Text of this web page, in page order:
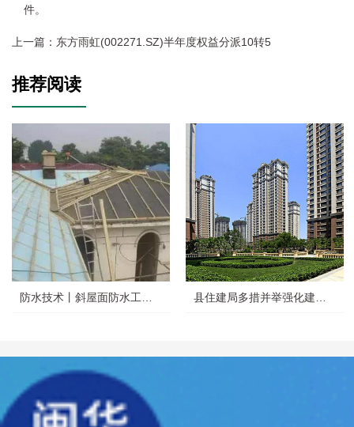
件。
上一篇： 东方雨虹(002271.SZ)半年度权益分派10转5
推荐阅读